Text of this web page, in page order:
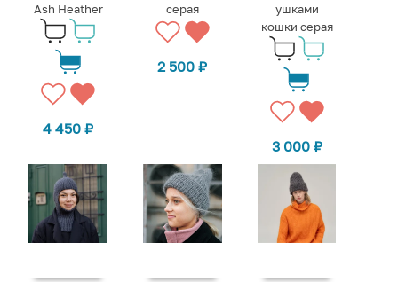
Ash Heather
4 450₽
серая
2 500₽
ушками
кошки серая
3 000 ₽